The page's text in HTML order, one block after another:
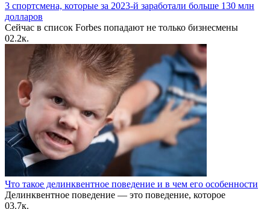
3 спортсмена, которые за 2023-й заработали больше 130 млн
долларов
Сейчас в список Forbes попадают не только бизнесмены
02.2к.
Что такое делинквентное поведение и в чем его особенности
Делинквентное поведение — это поведение, которое
03.7к.